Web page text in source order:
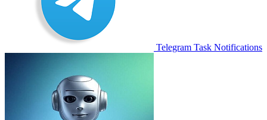
Telegram Task Notifications